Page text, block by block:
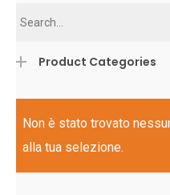
Product Categories
Non è stato trovato
alla tua selezione.